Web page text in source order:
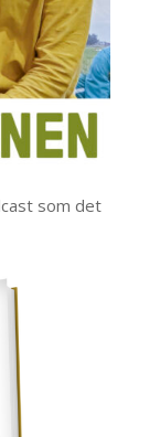
som det